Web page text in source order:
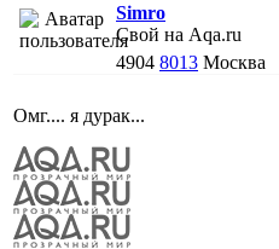
Simro
Свой на Aqa.ru
4904 8013 Москва
Омг.... я дурак...